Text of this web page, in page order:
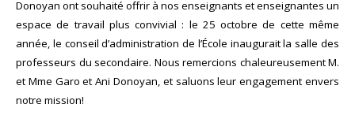
Donoyan ont souhaité offrir à nos enseignants et enseignantes un
espace de travail plus convivial : le 25 octobre de cette même
année, le conseil d’administration de l’École inaugurait la salle des
professeurs du secondaire. Nous remercions chaleureusement M.
et Mme Garo et Ani Donoyan, et saluons leur engagement envers
notre mission!